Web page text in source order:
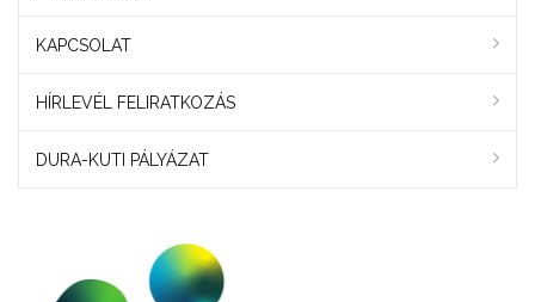
KAPCSOLAT
HÍRLEVÉL FELIRATKOZÁS
DURA-KUTI PÁLYÁZAT